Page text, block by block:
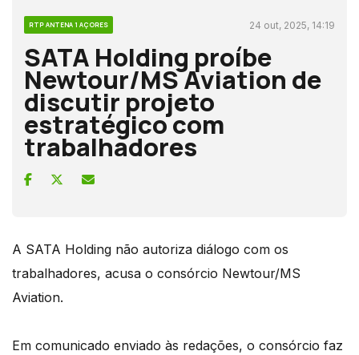
RTP ANTENA 1 AÇORES 24 out, 2025, 14:19
SATA Holding proíbe
Newtour/MS Aviation de
discutir projeto
estratégico com
trabalhadores
A SATA Holding não autoriza diálogo com os
trabalhadores, acusa o consórcio Newtour/MS
Aviation.
Em comunicado enviado às redações, o consórcio faz